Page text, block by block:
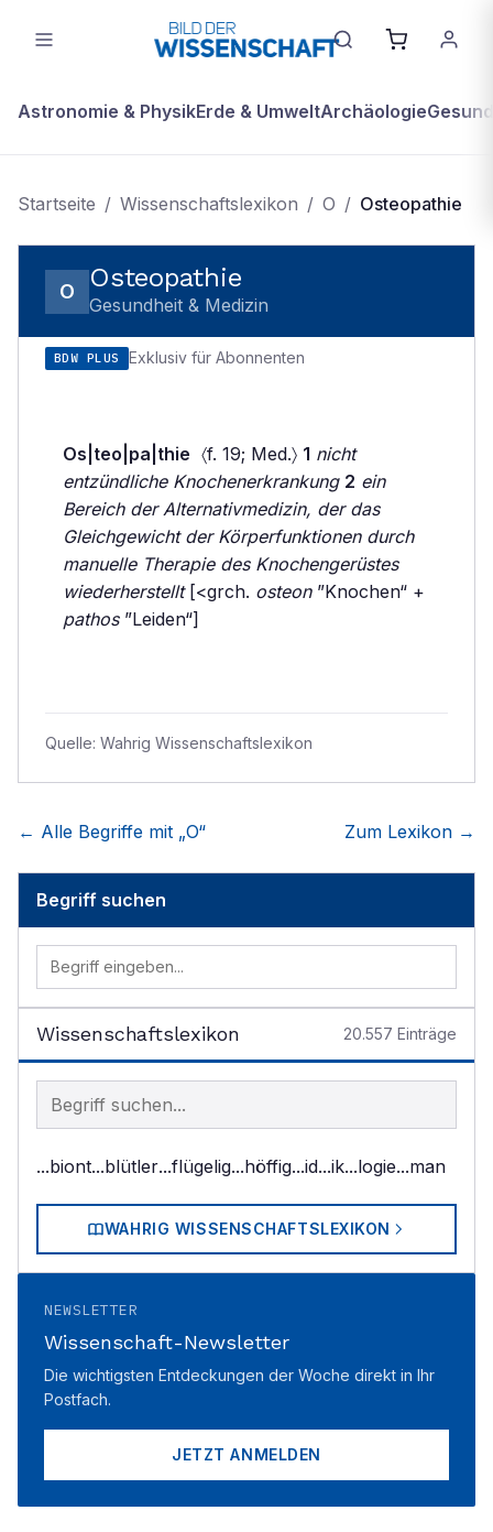
Astronomie & PhysikErde & UmweltArchäologie
Startseite / Wissenschaftslexikon / O / Osteopathie
O Osteopathie
Gesundheit & Medizin
BDW PLUS Exklusiv für Abonnenten
Os|teo|pa|thie 〈f. 19; Med.〉 1 nicht
entzündliche Knochenerkrankung 2 ein
Bereich der Alternativmedizin, der das
Gleichgewicht der Körperfunktionen durch
manuelle Therapie des Knochengerüstes
wiederherstellt[<grch. osteon”Knochen“ +
pathos”Leiden“]
Quelle: Wahrig Wissenschaftslexikon
← Alle Begriffe mit „O“ Zum Lexikon →
Begriff suchen
Wissenschaftslexikon 20.557 Einträge
Begriff im Lexikon suchen
...biont...blütler...flügelig...höffig...id...ik...logie...man
WAHRIG WISSENSCHAFTSLEXIKON
NEWSLETTER
Wissenschaft-Newsletter
Die wichtigsten Entdeckungen der Woche direkt in Ihr
Postfach.
JETZT ANMELDEN